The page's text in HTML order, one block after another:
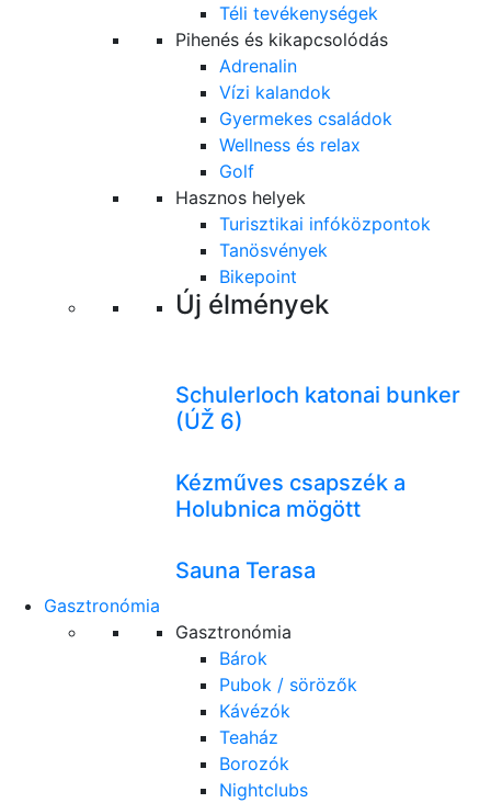
Téli tevékenységek
Pihenés és kikapcsolódás
Adrenalin
Vízi kalandok
Gyermekes családok
Wellness és relax
Golf
Hasznos helyek
Turisztikai infóközpontok
Tanösvények
Bikepoint
Új élmények
Schulerloch katonai bunker
(ÚŽ 6)
Kézműves csapszék a
Holubnica mögött
Sauna Terasa
Gasztronómia
Gasztronómia
Bárok
Pubok / sörözők
Kávézók
Teaház
Borozók
Nightclubs